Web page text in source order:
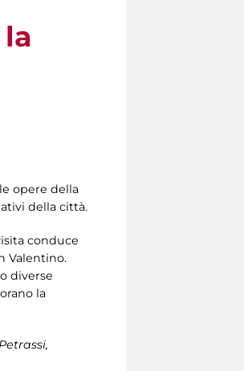
opere della
della città.
conduce
Valentino.
diverse
la